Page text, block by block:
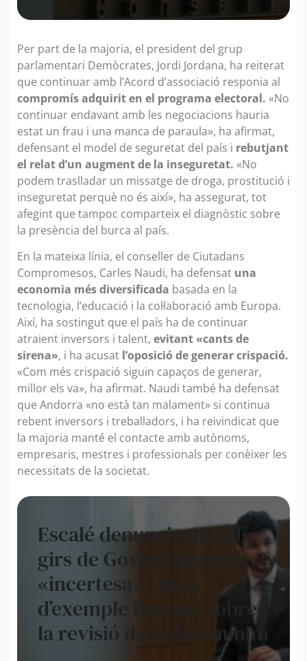
Per part de la majoria, el president del grup
parlamentari Demòcrates, Jordi Jordana, ha reiterat
que continuar amb l’Acord d’associació responia al
compromís adquirit en el programa electoral. «No
continuar endavant amb les negociacions hauria
estat un frau i una manca de paraula», ha afirmat,
defensant el model de seguretat del país i rebutjant
el relat d’un augment de la inseguretat. «No
podem traslladar un missatge de droga, prostitució i
inseguretat perquè no és així», ha assegurat, tot
afegint que tampoc comparteix el diagnòstic sobre
la presència del burca al país.
En la mateixa línia, el conseller de Ciutadans
Compromesos, Carles Naudi, ha defensat una
economia més diversificada basada en la
tecnologia, l’educació i la col·laboració amb Europa.
Així, ha sostingut que el país ha de continuar
atraient inversors i talent, evitant «cants de
sirena», i ha acusat l’oposició de generar crispació.
«Com més crispació siguin capaços de generar,
millor els va», ha afirmat. Naudi també ha defensat
que Andorra «no està tan malament» si continua
rebent inversors i treballadors, i ha reivindicat que
la majoria manté el contacte amb autònoms,
empresaris, mestres i professionals per conèixer les
necessitats de la societat.
Escalé denuncia que els
girs de Govern generen
«incertesa» i posa
d’exemple l’anunci sobre
la revisió del salari mínim